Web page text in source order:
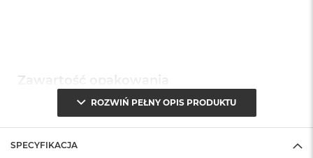
Zawartość opakowania
Klawiatura Magic Keyboard
ROZWIŃ PEŁNY OPIS PRODUKTU
SPECYFIKACJA